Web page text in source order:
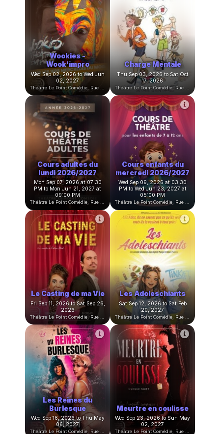
Planète Beurk
Sat Aug 22, 2026 to Sun Oct
04, 2026
Théâtre Le Point Comédie, Rue Sainte-Ursule, Montpellier, France
Stage d'été de
Théâtre
Mon Aug 24, 2026 to Fri Aug
28, 2026
Wookies -
Wook'impro
Wed Sep 02, 2026 to Wed Jun
02, 2027
Théâtre Le Point Comédie, Rue Sainte-Ursule, Montpellier, France
Charge Mentale
Thu Sep 03, 2026 to Sat Oct
17, 2026
Cours adultes du
lundi 2026/2027
Mon Sep 07, 2026 at 07:30
PM to Mon Jun 21, 2027 at
09:00 PM
Théâtre Le Point Comédie, Rue Sainte-Ursule, Montpellier, France
Cours enfants du
mercredi 2026/2027
Wed Sep 09, 2026 at 03:30
PM to Wed Jun 23, 2027 at
05:00 PM